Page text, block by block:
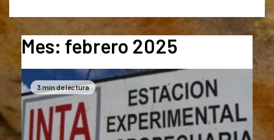
Mes: febrero 2025
3 min de lectura